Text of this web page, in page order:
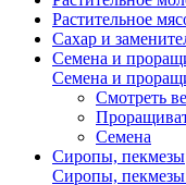
Растительное
Сахар и
Семена и
Семена и
Смотреть
Семена
Сиропы, пекмезы
Сиропы, пекмезы